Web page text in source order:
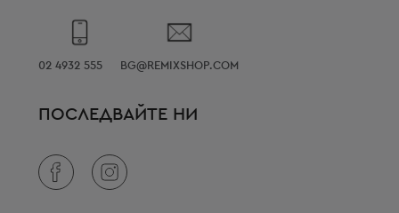
02 4932 555 BG@REMIXSHOP.COM
ПОСЛЕДВАЙТЕ НИ